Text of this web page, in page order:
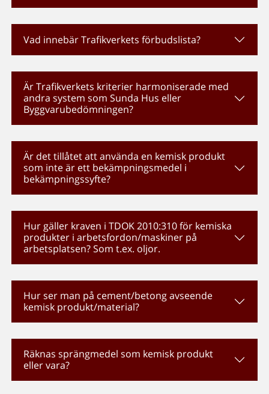
Vad innebär Trafikverkets förbudslista?
Är Trafikverkets kriterier harmoniserade med
andra system som Sunda Hus eller
Byggvarubedömningen?
Är det tillåtet att använda en kemisk produkt
som inte är ett bekämpningsmedel i
bekämpningssyfte?
Hur gäller kraven i TDOK 2010:310 för kemiska
produkter i arbetsfordon/maskiner på
arbetsplatsen? Som t.ex. oljor.
Hur ser man på cement/betong avseende
kemisk produkt/material?
Räknas sprängmedel som kemisk produkt
eller vara?